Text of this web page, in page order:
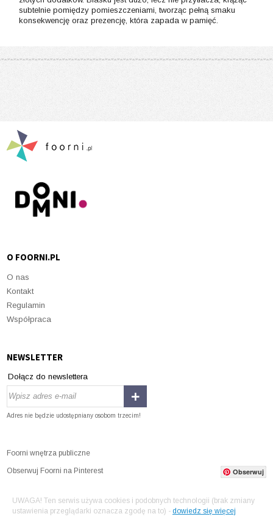
subtelnie pomiędzy pomieszczeniami, tworząc pełną smaku
konsekwencję oraz prezencję, która zapada w pamięć.
O FOORNI.PL
O nas
Kontakt
Regulamin
Współpraca
NEWSLETTER
Dołącz do newslettera
Adres nie będzie udostępniany osobom trzecim!
Foorni wnętrza publiczne
Obserwuj Foorni na Pinterest Obserwuj
UWAGA! Ten serwis używa cookies i podobnych technologii (brak zmiany
ustawienia przeglądarki oznacza zgodę na to) - dowiedz się więcej